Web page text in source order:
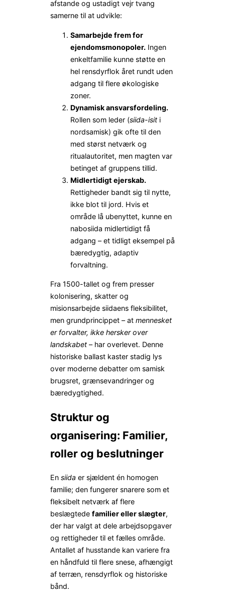
afstande og ustadigt vejr tvang
samerne til at udvikle:
Samarbejde frem for
ejendomsmonopoler. Ingen
enkeltfamilie kunne støtte en
hel rensdyrflok året rundt uden
adgang til flere økologiske
zoner.
Dynamisk ansvarsfordeling.
Rollen som leder (siida-isit i
nordsamisk) gik ofte til den
med størst netværk og
ritualautoritet, men magten var
betinget af gruppens tillid.
Midlertidigt ejerskab.
Rettigheder bandt sig til nytte,
ikke blot til jord. Hvis et
område lå ubenyttet, kunne en
nabosiida midlertidigt få
adgang – et tidligt eksempel på
bæredygtig, adaptiv
forvaltning.
Fra 1500-tallet og frem presser
kolonisering, skatter og
misionsarbejde siidaens fleksibilitet,
men grundprincippet – at mennesket
er forvalter, ikke hersker over
landskabet – har overlevet. Denne
historiske ballast kaster stadig lys
over moderne debatter om samisk
brugsret, grænsevandringer og
bæredygtighed.
Struktur og
organisering: Familier,
roller og beslutninger
En siida er sjældent én homogen
familie; den fungerer snarere som et
fleksibelt netværk af flere
beslægtede familier eller slægter,
der har valgt at dele arbejdsopgaver
og rettigheder til et fælles område.
Antallet af husstande kan variere fra
en håndfuld til flere snese, afhængigt
af terræn, rensdyrflok og historiske
bånd.